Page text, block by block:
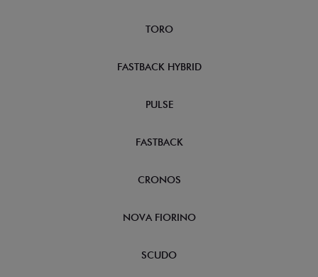
TORO
FASTBACK HYBRID
PULSE
FASTBACK
CRONOS
NOVA FIORINO
SCUDO